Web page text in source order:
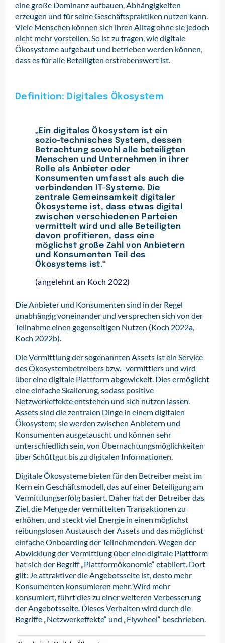
eine große Dominanz aufbauen, Abhängigkeiten
erzeugen und für seine Geschäftspraktiken nutzen kann.
Viele Menschen können sich ihren Alltag ohne sie jedoch
nicht mehr vorstellen. So ist zu fragen, wie digitale
Ökosysteme aufgebaut und betrieben werden können,
dass es für alle Beteiligten erstrebenswert ist.
Definition: Digitales Ökosystem
„Ein digitales Ökosystem ist ein
sozio-technisches System, dessen
Betrachtung sowohl alle beteiligten
Menschen und Unternehmen in ihrer
Rolle als Anbieter oder
Konsumenten umfasst als auch die
verbindenden IT-Systeme. Die
zentrale Gemeinsamkeit digitaler
Ökosysteme ist, dass etwas digital
zwischen verschiedenen Parteien
vermittelt wird und alle Beteiligten
davon profitieren, dass eine
möglichst große Zahl von Anbietern
und Konsumenten Teil des
Ökosystems ist.“
(angelehnt an Koch 2022)
Die Anbieter und Konsumenten sind in der Regel
unabhängig voneinander und versprechen sich von der
Teilnahme einen gegenseitigen Nutzen (Koch 2022a,
Koch 2022b).
Die Vermittlung der sogenannten Assets ist ein Service
des Ökosystembetreibers bzw. -vermittlers und wird
über eine digitale Plattform abgewickelt. Dies ermöglicht
eine einfache Skalierung, sodass positive
Netzwerkeffekte entstehen und sich nutzen lassen.
Assets sind die zentralen Dinge in einem digitalen
Ökosystem; sie werden zwischen Anbietern und
Konsumenten ausgetauscht und können sehr
unterschiedlich sein, von Übernachtungsmöglichkeiten
über Schüttgut bis zu digitalen Informationen.
Digitale Ökosysteme bieten für den Betreiber meist im
Kern ein Geschäftsmodell, das auf einer Beteiligung am
Vermittlungserfolg basiert. Daher hat der Betreiber das
Ziel, die Menge der vermittelten Transaktionen zu
erhöhen, und steckt viel Energie in einen möglichst
reibungslosen Austausch der Assets und das möglichst
einfache Onboarding der Teilnehmenden. Wegen der
Abwicklung der Vermittlung über eine digitale Plattform
hat sich der Begriff „Plattformökonomie“ etabliert. Dort
gilt: Je attraktiver die Angebotsseite ist, desto mehr
Konsumenten konsumieren mehr. Wird mehr
konsumiert, führt dies zu einer weiteren Verbesserung
der Angebotsseite. Dieses Verhalten wird durch die
Begriffe „Netzwerkeffekte“ und „Flywheel“ beschrieben.